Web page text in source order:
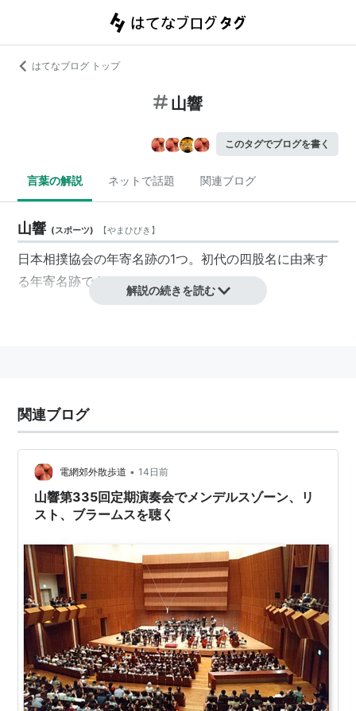
はてなブログ トップ
山響
このタグでブログを書く
言葉の解説 ネットで話題 関連ブログ
山響 (スポーツ) 【やまひびき 】
日本相撲協会の年寄名跡の1つ。初代の四股名に由来す
る年寄名跡である。
解説の続きを読む
関連ブログ
電網郊外散歩道 • 14日前
山響第335回定期演奏会でメンデルスゾーン、リ
スト、ブラームスを聴く